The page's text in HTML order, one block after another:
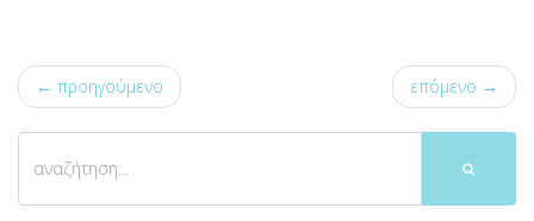
← προηγούμενο επόμενο →